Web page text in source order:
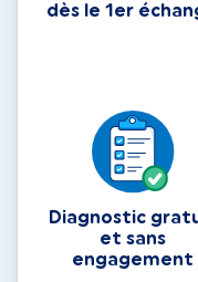
dès le 1er
Diagnostic
et sans
engagement